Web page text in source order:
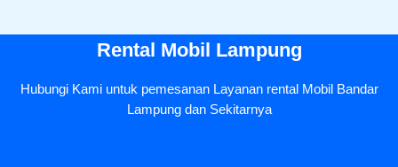
Rental Mobil Lampung
Hubungi Kami untuk pemesanan Layanan rental Mobil Bandar
Lampung dan Sekitarnya